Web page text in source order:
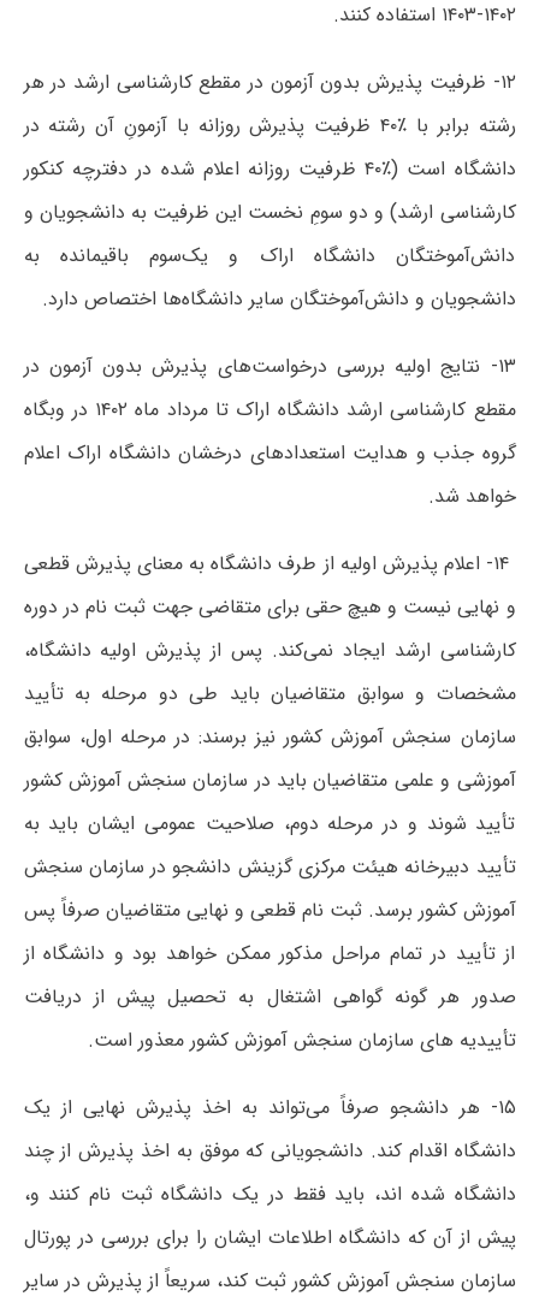
۱۴۰۲-۱۴۰۳ استفاده کنند.
۱۲- ظرفیت پذیرش بدون آزمون در مقطع کارشناسی ارشد در هر
رشته برابر با ٪۴۰ ظرفیت پذیرش روزانه با آزمونِ آن رشته در
دانشگاه است (٪۴۰ ظرفیت روزانه اعلام شده در دفترچه کنکور
کارشناسی ارشد) و دو سومِ نخست این ظرفیت به دانشجویان و
دانش‌آموختگان دانشگاه اراک و یک‌سوم باقیمانده به
دانشجویان و دانش‌آموختگان سایر دانشگاه‌ها اختصاص دارد.
۱۳- نتایج اولیه بررسی درخواست‌های پذیرش بدون آزمون در
مقطع کارشناسی ارشد دانشگاه اراک تا مرداد ماه ۱۴۰۲ در وبگاه
گروه جذب و هدایت استعدادهای درخشان دانشگاه اراک اعلام
خواهد شد.
۱۴- اعلام پذیرش اولیه از طرف دانشگاه به معنای پذیرش قطعی
و نهایی نیست و هیچ حقی برای متقاضی جهت ثبت نام در دوره
کارشناسی ارشد ایجاد نمی‌کند. پس از پذیرش اولیه دانشگاه،
مشخصات و سوابق متقاضیان باید طی دو مرحله به تأیید
سازمان سنجش آموزش کشور نیز برسند: در مرحله اول، سوابق
آموزشی و علمی متقاضیان باید در سازمان سنجش آموزش کشور
تأیید شوند و در مرحله دوم، صلاحیت عمومی ایشان باید به
تأیید دبیرخانه هیئت مرکزی گزینش دانشجو در سازمان سنجش
آموزش کشور برسد. ثبت نام قطعی و نهایی متقاضیان صرفاً پس
از تأیید در تمام مراحل مذکور ممکن خواهد بود و دانشگاه از
صدور هر گونه گواهی اشتغال به تحصیل پیش از دریافت
تأییدیه های سازمان سنجش آموزش کشور معذور است.
۱۵- هر دانشجو صرفاً می‌تواند به اخذ پذیرش نهایی از یک
دانشگاه اقدام کند. دانشجویانی که موفق به اخذ پذیرش از چند
دانشگاه شده اند، باید فقط در یک دانشگاه ثبت نام کنند و،
پیش از آن که دانشگاه اطلاعات ایشان را برای بررسی در پورتال
سازمان سنجش آموزش کشور ثبت کند، سریعاً از پذیرش در سایر